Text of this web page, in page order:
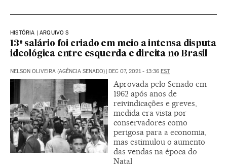
HISTÓRIA | ARQUIVO S
13º salário foi criado em meio a intensa disputa
ideológica entre esquerda e direita no Brasil
NELSON OLIVEIRA (AGÊNCIA SENADO) DEC 07, 2021 - 13:36 EST
Aprovada pelo Senado em
1962 após anos de
reivindicações e greves,
medida era vista por
conservadores como
perigosa para a economia,
mas estimulou o aumento
das vendas na época do
Natal